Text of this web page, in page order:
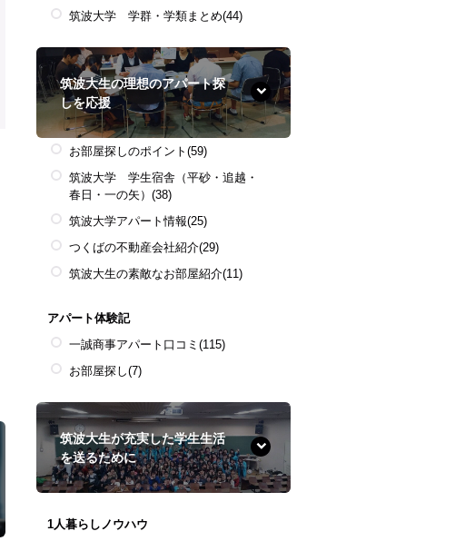
筑波大学 学群・学類まとめ(44)
筑波大生の理想のアパート探
しを応援
お部屋探しのポイント (59)
筑波大学 学生宿舎（平砂・追越・
春日・一の矢） (38)
筑波大学アパート情報(25)
つくばの不動産会社紹介(29)
筑波大生の素敵なお部屋紹介(11)
アパート体験記
一誠商事アパート口コミ (115)
お部屋探し(7)
筑波大生が充実した学生生活
を送るために
1人暮らしノウハウ